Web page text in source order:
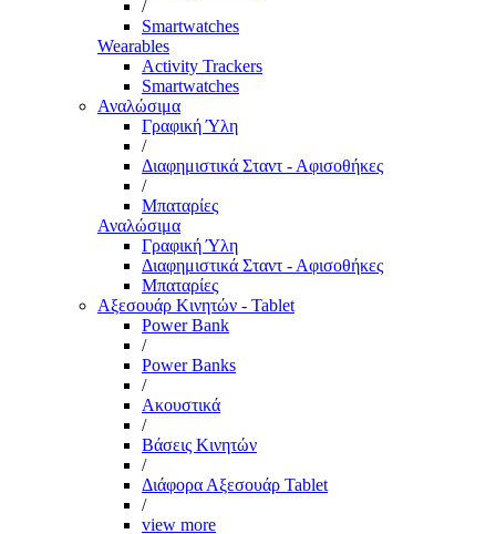
/
Smartwatches
Wearables
Activity Trackers
Smartwatches
Αναλώσιμα
Γραφική Ύλη
/
Διαφημιστικά Σταντ - Αφισοθήκες
/
Μπαταρίες
Αναλώσιμα
Γραφική Ύλη
Διαφημιστικά Σταντ - Αφισοθήκες
Μπαταρίες
Αξεσουάρ Κινητών - Tablet
Power Bank
/
Power Banks
/
Ακουστικά
/
Βάσεις Κινητών
/
Διάφορα Αξεσουάρ Tablet
/
view more